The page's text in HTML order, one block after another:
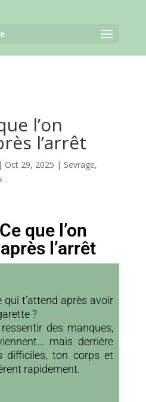
l’on
l’arrêt
| Oct 29, 2025 | Sevrage,
que l’on
l’arrêt
qui t’attend après avoir
?
des manques,
mais derrière
difficiles, ton corps et
rapidement.